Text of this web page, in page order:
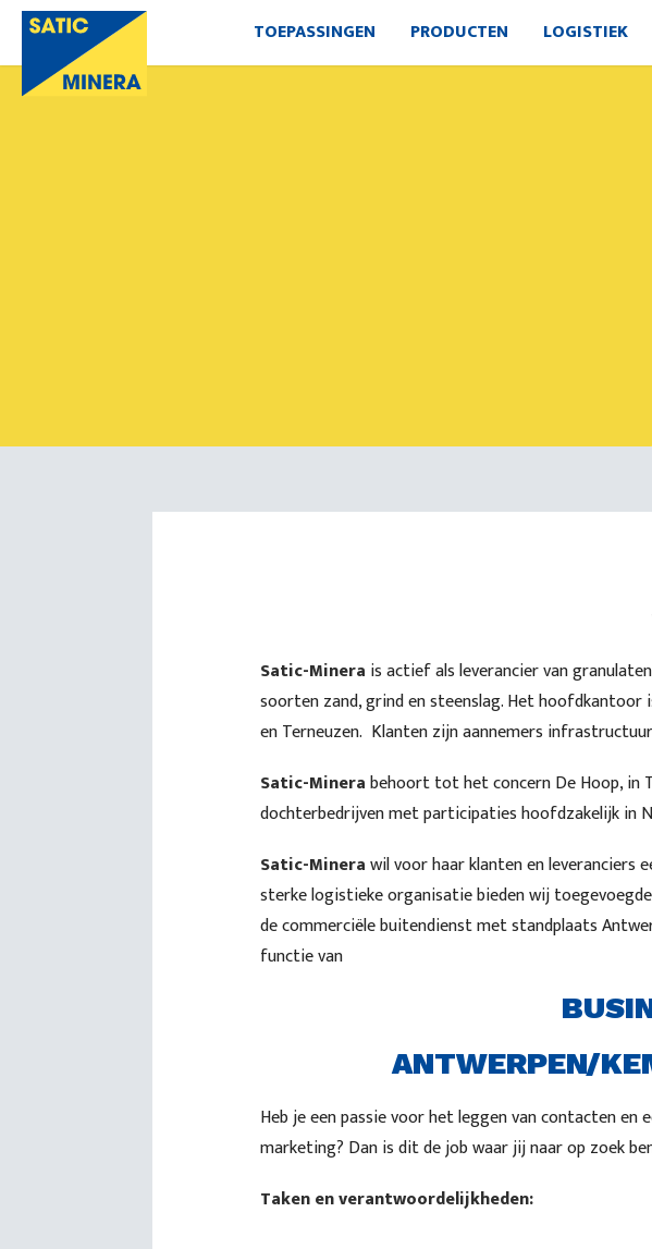
TOEPASSINGEN PRODUCTEN LOGISTIEK
Satic-Minera is actief als leverancier van
soorten zand, grind en steenslag. Het hoofdkantoor
en Terneuzen. Klanten zijn aannemers
Satic-Minerabehoort tot het concern De Hoop, in
dochterbedrijven met participaties hoofdzakelijk in
Satic-Minerawil voor haar klanten en leveranciers
sterke logistieke organisatie bieden wij
de commerciële buitendienst met standplaats
functie van
ANTWERPEN/
Heb je een passie voor het leggen van contacten
marketing? Dan is dit de job waar jij naar op zoek
Taken en verantwoordelijkheden: